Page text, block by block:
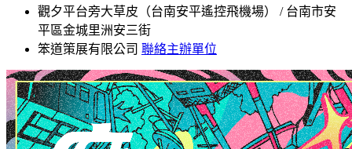
觀夕平台旁大草皮（台南安平遙控飛機場） / 台南市安
平區金城里洲安三街
笨道策展有限公司 聯絡主辦單位